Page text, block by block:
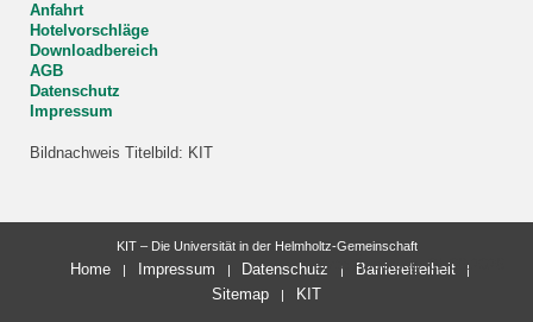
Anfahrt
Hotelvorschläge
Downloadbereich
AGB
Datenschutz
Impressum
Bildnachweis Titelbild: KIT
letzte Änderung: 01.06.2026
KIT – Die Universität in der Helmholtz-Gemeinschaft
Home Impressum Datenschutz
Barrierefreiheit
Sitemap
KIT